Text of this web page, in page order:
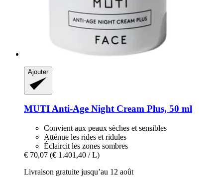
Ajouter
MUTIAnti-​Age Night Cream Plus, 50 ml
Convient aux peaux sèches et sensibles
Atténue les rides et ridules
Éclaircit les zones sombres
€ 70,07 (€ 1.401,40 / L)
Livraison gratuite jusqu’au 12 août